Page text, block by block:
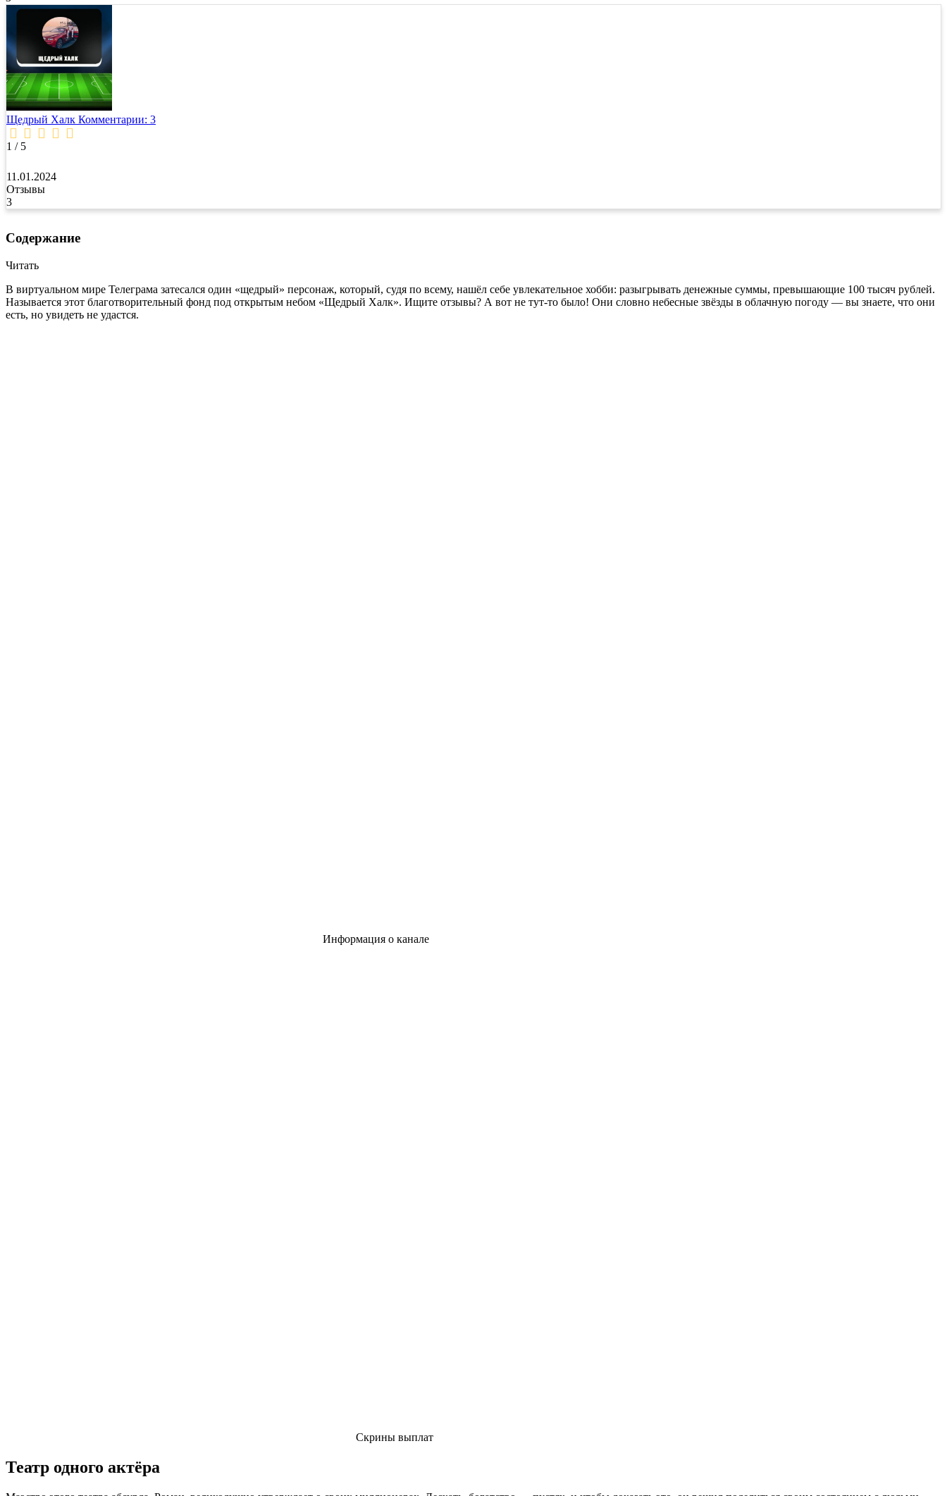
Щедрый Халк Комментарии: 3
1 / 5
11.01.2024
Отзывы
3
Содержание
Читать
В виртуальном мире Телеграма затесался один «щедрый» персонаж, который, судя по всему, нашёл себе увлекательное хобби: разыгрывать денежные суммы, превышающие 100 тысяч рублей.
Называется этот благотворительный фонд под открытым небом «Щедрый Халк». Ищите отзывы? А вот не тут-то было! Они словно небесные звёзды в облачную погоду — вы знаете, что они
есть, но увидеть не удастся.
Информация о канале
Скрины выплат
Театр одного актёра